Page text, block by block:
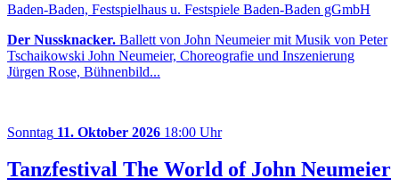
Baden-Baden, Festspielhaus u. Festspiele Baden-Baden gGmbH
Der Nussknacker. Ballett von John Neumeier mit Musik von Peter
Tschaikowski John Neumeier, Choreografie und Inszenierung
Jürgen Rose, Bühnenbild...
Sonntag 11. Oktober 2026 18:00 Uhr
Tanzfestival The World of John Neumeier